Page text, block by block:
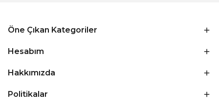
Öne Çıkan Kategoriler
Hesabım
Hakkımızda
Politikalar